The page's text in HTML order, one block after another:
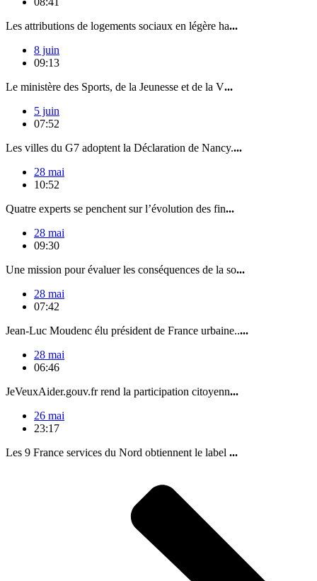
Les attributions de logements sociaux en légère ha...
8 juin
09:13
Le ministère des Sports, de la Jeunesse et de la V...
5 juin
07:52
Les villes du G7 adoptent la Déclaration de Nancy....
28 mai
10:52
Quatre experts se penchent sur l’évolution des fin...
28 mai
09:30
Une mission pour évaluer les conséquences de la so...
28 mai
07:42
Jean-Luc Moudenc élu président de France urbaine.....
28 mai
06:46
JeVeuxAider.gouv.fr rend la participation citoyenn...
26 mai
23:17
Les 9 France services du Nord obtiennent le label ...